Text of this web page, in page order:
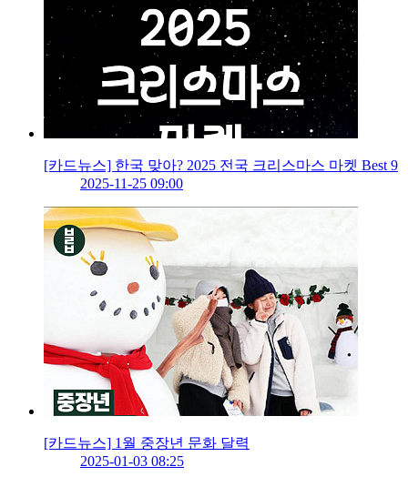
[카드뉴스] 한국 맞아? 2025 전국 크리스마스 마켓 Best 9
2025-11-25 09:00
[카드뉴스] 1월 중장년 문화 달력
2025-01-03 08:25